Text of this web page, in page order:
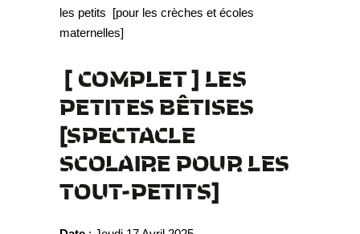
les petits [pour les crèches et écoles
maternelles]
[ COMPLET ] LES
PETITES BÊTISES
[SPECTACLE
SCOLAIRE POUR LES
TOUT-PETITS]